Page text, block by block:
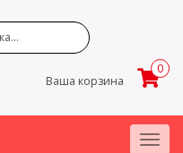
Ваша корзина
0
Menu